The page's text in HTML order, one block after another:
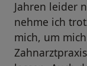
Jahren leider
nehme ich
mich, um